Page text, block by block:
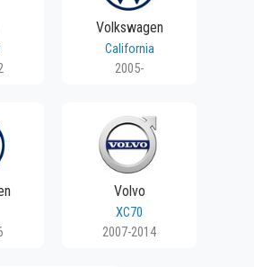
Volkswagen
California
2005-
Volvo
XC70
2007-2014